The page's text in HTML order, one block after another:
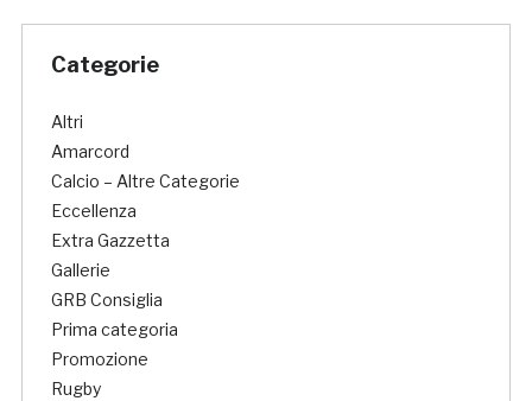
Categorie
Altri
Amarcord
Calcio – Altre Categorie
Eccellenza
Extra Gazzetta
Gallerie
GRB Consiglia
Prima categoria
Promozione
Rugby